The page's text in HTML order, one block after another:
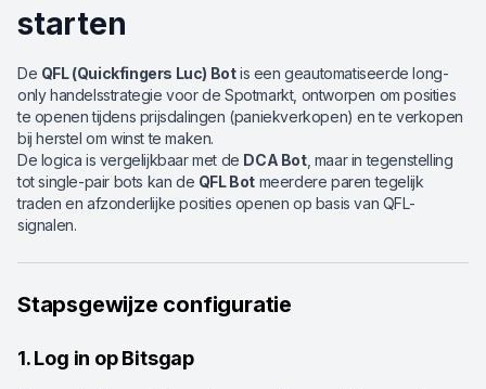
starten
De QFL (Quickfingers Luc) Botis een geautomatiseerde long-
only handelsstrategie voor de Spotmarkt, ontworpen om posities
te openen tijdens prijsdalingen (paniekverkopen) en te verkopen
bij herstel om winst te maken.
De logica is vergelijkbaar met de DCA Bot, maar in tegenstelling
tot single-pair bots kan de QFL Bot meerdere paren tegelijk
traden en afzonderlijke posities openen op basis van QFL-
signalen.
Stapsgewijze configuratie
1. Log in op Bitsgap